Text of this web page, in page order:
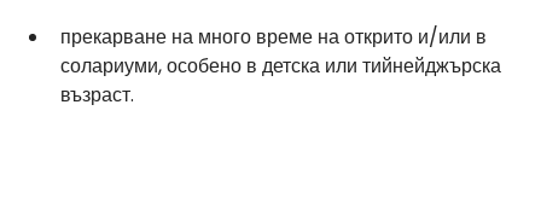
прекарване на много време на открито и/или в
солариуми, особено в детска или тийнейджърска
възраст.